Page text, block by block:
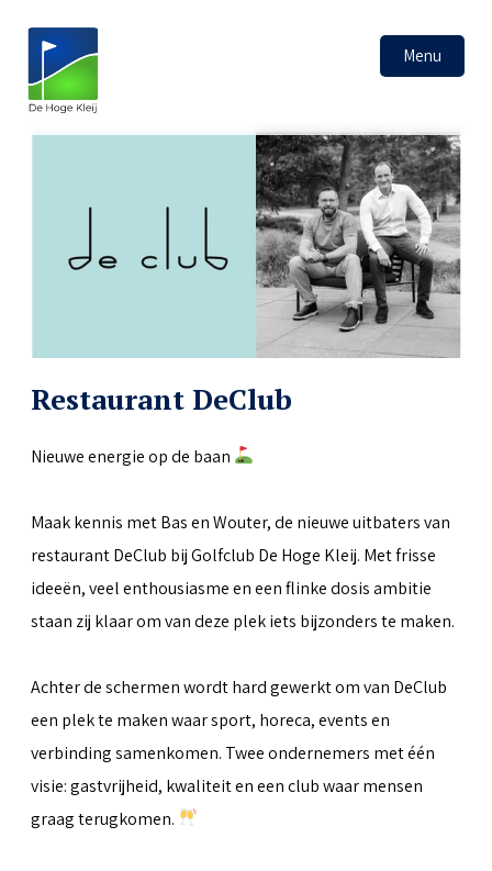
Menu
Restaurant DeClub
Nieuwe energie op de baan
Maak kennis met Bas en Wouter, de nieuwe uitbaters van
restaurant DeClub bij Golfclub De Hoge Kleij. Met frisse
ideeën, veel enthousiasme en een flinke dosis ambitie
staan zij klaar om van deze plek iets bijzonders te maken.
Achter de schermen wordt hard gewerkt om van DeClub
een plek te maken waar sport, horeca, events en
verbinding samenkomen. Twee ondernemers met één
visie: gastvrijheid, kwaliteit en een club waar mensen
graag terugkomen.